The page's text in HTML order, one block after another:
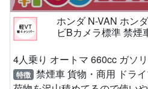
ホンダ N-VAN ホン
ビBカメラ標準 禁煙
4人乗り オートマ 660cc ガソ
特徴 禁煙車 貨物・商用 ドラ